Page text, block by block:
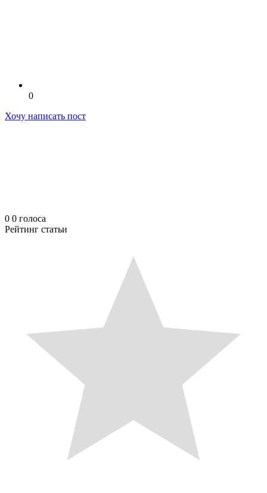
0
Хочу написать пост
0 0 голоса
Рейтинг статьи